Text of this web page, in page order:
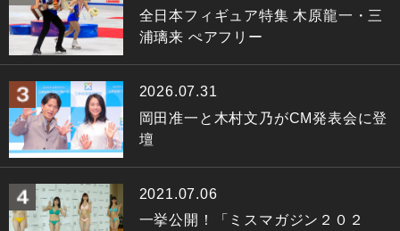
全日本フィギュア特集 木原龍一・三
浦璃来 ぺアフリー
2026.07.31
岡田准一と木村文乃がCM発表会に登
壇
2021.07.06
一挙公開！「ミスマガジン２０２